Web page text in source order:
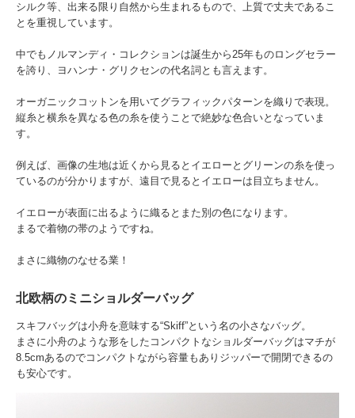
シルク等、出来る限り自然から生まれるもので、上質で丈夫であるこ
とを重視しています。
中でもノルマンディ・コレクションは誕生から25年ものロングセラー
を誇り、ヨハンナ・グリクセンの代名詞とも言えます。
オーガニックコットンを用いてグラフィックパターンを織りで表現。
縦糸と横糸を異なる色の糸を使うことで絶妙な色合いとなっていま
す。
例えば、画像の生地は近くから見るとイエローとグリーンの糸を使っ
ているのが分かりますが、遠目で見るとイエローは目立ちません。
イエローが表面に出るように織るとまた別の色になります。
まるで着物の帯のようですね。
まさに織物のなせる業！
北欧柄のミニショルダーバッグ
スキフバッグは小舟を意味する“Skiff”という名の小さなバッグ。
まさに小舟のような形をしたコンパクトなショルダーバッグはマチが
8.5cmあるのでコンパクトながら容量もありジッパーで開閉できるの
も安心です。